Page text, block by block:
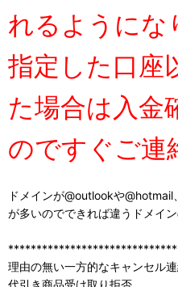
れるようにな
指定した口座
た場合は入金
のですぐご連
ドメインが@outlookや
が多いのでできれば違うドメイ
理由の無い一方的なキャンセル
代引き商品受け取り拒否、